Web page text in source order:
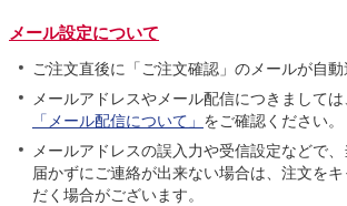
メール設定について
ご注文直後に「ご注文確認」のメールが自動
メールアドレスやメール配信につきまして
「メール配信について」 をご確認ください。
メールアドレスの誤入力や受信設定などで
届かずにご連絡が出来ない場合は、注文を
だく場合がございます。